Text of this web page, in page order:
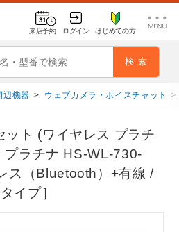
来店予約 ログイン はじめての方
辺機器 > ウェブカメラ・ボイスチャット >
ト (ワイヤレス プラチ
ラチナ HS-WL-730-
ス（Bluetooth）+有線 /
イプ］